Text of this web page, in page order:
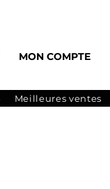
MON COMPTE
Meilleures ventes